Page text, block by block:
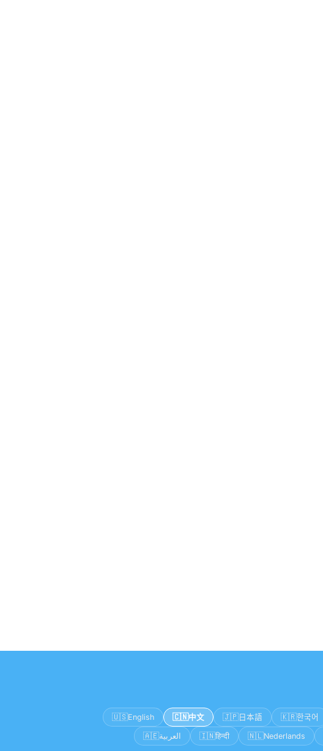
🇺🇸English 🇨🇳中文 🇯🇵 日本語 🇰🇷한국어
🇦🇪العربية 🇮🇳हिन्दी 🇳🇱Nederlands